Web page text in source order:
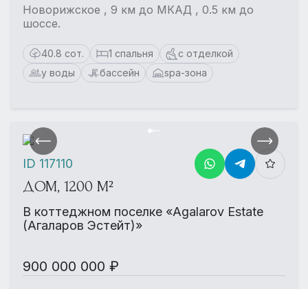
Новорижское , 9 км до МКАД , 0.5 км до
шоссе.
40.8 сот. 1 спальня
с отделкой
у воды
бассейн spa-зона
ДОМ, 1200 М²
В коттеджном поселке «Agalarov Estate
(Агаларов Эстейт)»
900 000 000 ₽
ID 117110